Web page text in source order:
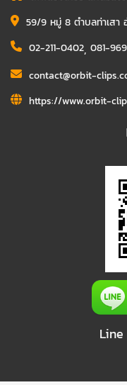
59/9 หมู่ 8 ตำบลท่าเสา
02-211-0402, 081-
contact@orbit-
https://www.orbit-
Line